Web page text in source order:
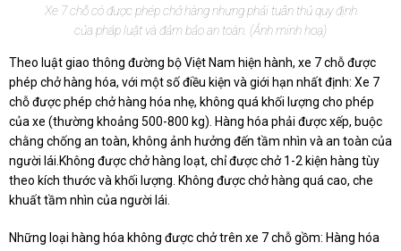
Xe 7 chỗ có được phép chở hàng nhưng phải tuân thủ quy định
của pháp luật và đảm bảo an toàn. (Ảnh minh hoạ)
Theo luật giao thông đường bộ Việt Nam hiện hành, xe 7 chỗ được
phép chở hàng hóa, với một số điều kiện và giới hạn nhất định: Xe 7
chỗ được phép chở hàng hóa nhẹ, không quá khối lượng cho phép
của xe (thường khoảng 500-800 kg). Hàng hóa phải được xếp, buộc
chằng chống an toàn, không ảnh hưởng đến tầm nhìn và an toàn của
người lái.Không được chở hàng loạt, chỉ được chở 1-2 kiện hàng tùy
theo kích thước và khối lượng. Không được chở hàng quá cao, che
khuất tầm nhìn của người lái.
Những loại hàng hóa không được chở trên xe 7 chỗ gồm: Hàng hóa